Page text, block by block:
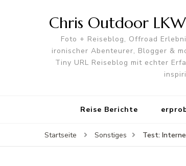
Chris Outdoor
Foto + Reiseblog, Offroad
ironischer Abenteurer, Blogger &
Tiny URL Reiseblog mit echter
Reise Berichte
Startseite Sonstiges Test: